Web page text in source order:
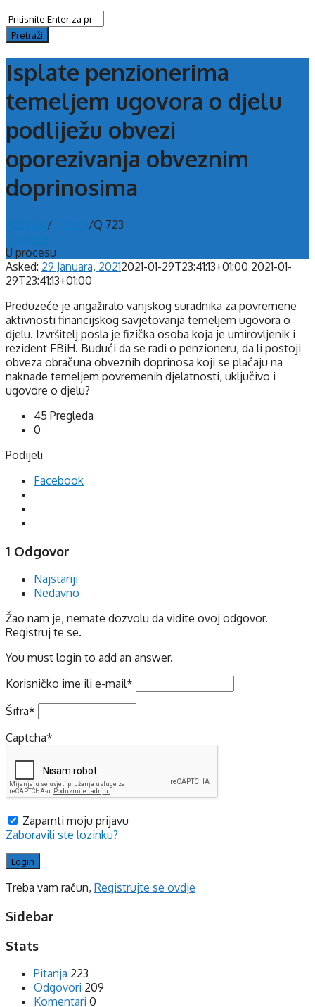
Isplate penzionerima
temeljem ugovora o djelu
podliježu obvezi
oporezivanja obveznim
doprinosima
/ /Q 723
U procesu
Asked: 29 Januara, 20212021-01-29T23:41:13+01:00 2021-01-
29T23:41:13+01:00
Preduzeće je angažiralo vanjskog suradnika za povremene
aktivnosti financijskog savjetovanja temeljem ugovora o
djelu. Izvršitelj posla je fizička osoba koja je umirovljenik i
rezident FBiH. Budući da se radi o penzioneru, da li postoji
obveza obračuna obveznih doprinosa koji se plaćaju na
naknade temeljem povremenih djelatnosti, uključivo i
ugovore o djelu?
45 Pregleda
0
Podijeli
Facebook
1 Odgovor
Najstariji
Nedavno
Žao nam je, nemate dozvolu da vidite ovoj odgovor.
Registruj te se.
You must login to add an answer.
Korisničko ime ili e-mail*
Šifra*
Captcha*
Zapamti moju prijavu
Zaboravili ste lozinku?
Treba vam račun, Registrujte se ovdje
Sidebar
Stats
Pitanja 223
Odgovori 209
Komentari 0